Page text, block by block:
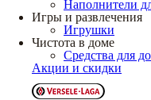
Наполнители
Игры и развлечения
Игрушки
Чистота в доме
Средства для
Акции и скидки